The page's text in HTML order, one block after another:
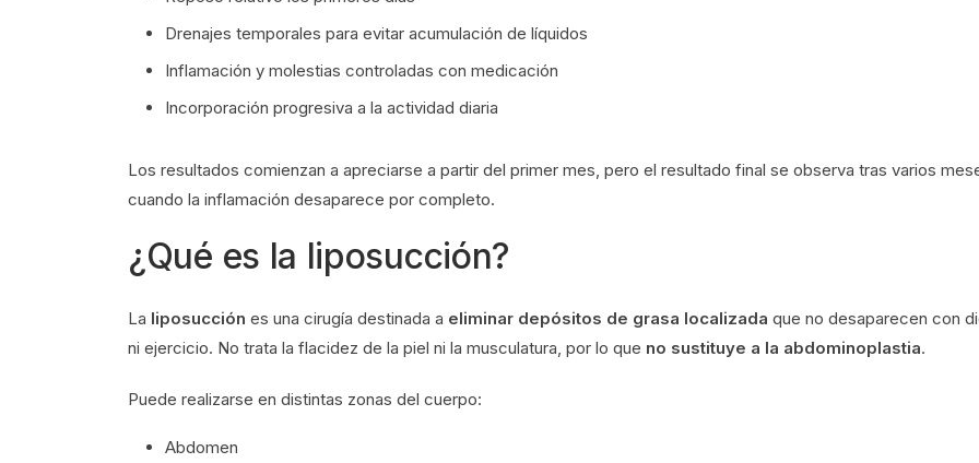
Drenajes temporales para evitar acumulación de líquidos
Inflamación y molestias controladas con medicación
Incorporación progresiva a la actividad diaria
Los resultados comienzan a apreciarse a partir del primer mes, pero el resultado final se observa tras varios
cuando la inflamación desaparece por completo.
¿Qué es la liposucción?
La liposucción es una cirugía destinada a eliminar depósitos de grasa localizada que no desaparecen con
ni ejercicio. No trata la flacidez de la piel ni la musculatura, por lo que no sustituye a la abdominoplastia.
Puede realizarse en distintas zonas del cuerpo:
Abdomen